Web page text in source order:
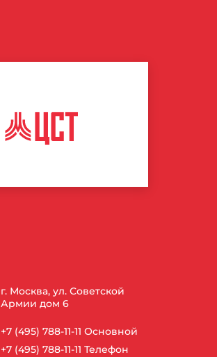
ЦЕНТР
г. Москва, ул. Советской
Армии дом 6
+7 (495) 788-11-11 Основной
+7 (495) 788-11-11 Телефон